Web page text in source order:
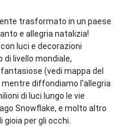
trasformato in un paese
e allegria natalizia!
luci e decorazioni
livello mondiale,
(vedi mappa del
mentre diffondiamo l'allegria
di luci lungo le vie
Snowflake, e molto altro
per gli occhi.